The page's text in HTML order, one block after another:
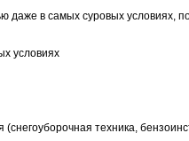
даже в самых суровых условиях,
условиях
техника,